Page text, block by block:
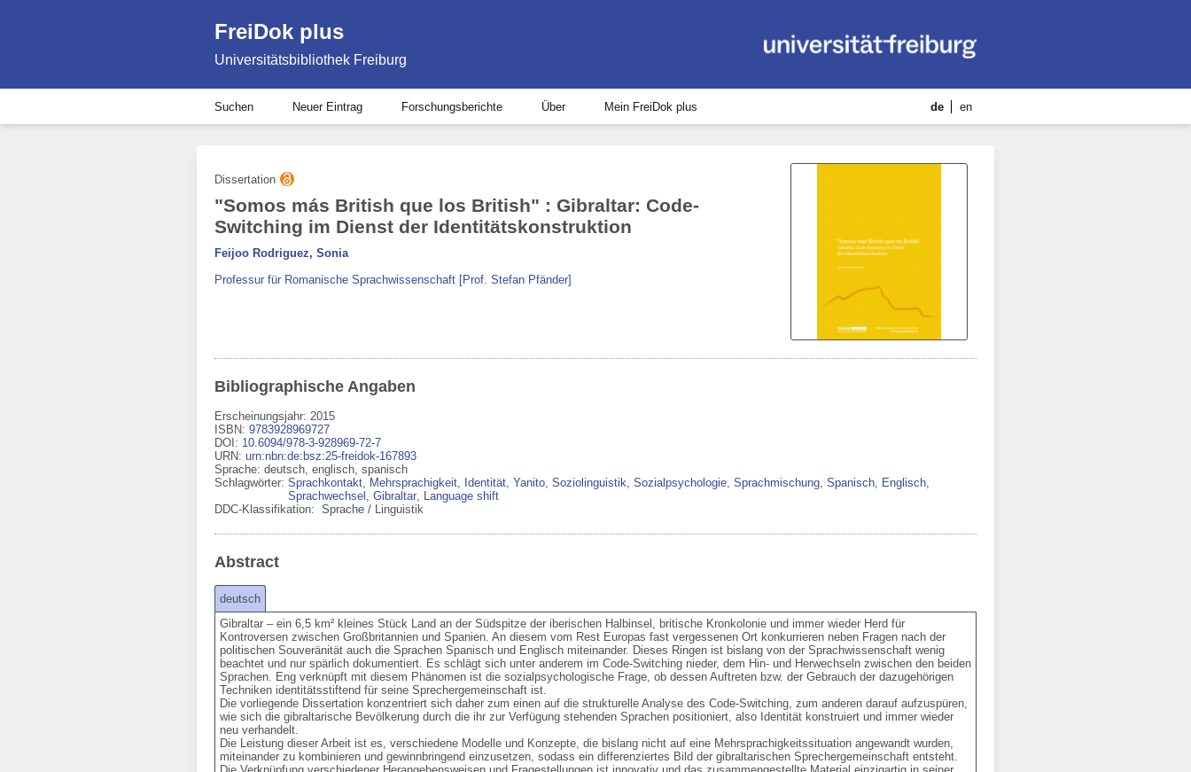
FreiDok plus
Universitätsbibliothek Freiburg
Suchen Neuer Eintrag Forschungsberichte Über Mein FreiDok plus de en
Dissertation
"Somos más British que los British" : Gibraltar: Code-
Switching im Dienst der Identitätskonstruktion
Feijoo Rodriguez, Sonia
Professur für Romanische Sprachwissenschaft [Prof. Stefan Pfänder]
Bibliographische Angaben
Erscheinungsjahr: 2015
ISBN: 9783928969727
DOI : 10.6094/978-3-928969-72-7
URN: urn:nbn:de:bsz:25-freidok-167893
Sprache: deutsch, englisch, spanisch
Schlagwörter: Sprachkontakt, Mehrsprachigkeit, Identität, Yanito, Soziolinguistik, Sozialpsychologie, Sprachmischung, Spanisch, Englisch,
Sprachwechsel , Gibraltar, Language shift
DDC-Klassifikation: Sprache / Linguistik
Abstract
deutsch
Gibraltar – ein 6,5 km² kleines Stück Land an der Südspitze der iberischen Halbinsel, britische Kronkolonie und immer wieder Herd für
Kontroversen zwischen Großbritannien und Spanien. An diesem vom Rest Europas fast vergessenen Ort konkurrieren neben Fragen nach der
politischen Souveränität auch die Sprachen Spanisch und Englisch miteinander. Dieses Ringen ist bislang von der Sprachwissenschaft wenig
beachtet und nur spärlich dokumentiert. Es schlägt sich unter anderem im Code-Switching nieder, dem Hin- und Herwechseln zwischen den beiden
Sprachen. Eng verknüpft mit diesem Phänomen ist die sozialpsychologische Frage, ob dessen Auftreten bzw. der Gebrauch der dazugehörigen
Techniken identitätsstiftend für seine Sprechergemeinschaft ist.
Die vorliegende Dissertation konzentriert sich daher zum einen auf die strukturelle Analyse des Code-Switching, zum anderen darauf aufzuspüren,
wie sich die gibraltarische Bevölkerung durch die ihr zur Verfügung stehenden Sprachen positioniert, also Identität konstruiert und immer wieder
neu verhandelt.
Die Leistung dieser Arbeit ist es, verschiedene Modelle und Konzepte, die bislang nicht auf eine Mehrsprachigkeitssituation angewandt wurden,
miteinander zu kombinieren und gewinnbringend einzusetzen, sodass ein differenziertes Bild der gibraltarischen Sprechergemeinschaft entsteht.